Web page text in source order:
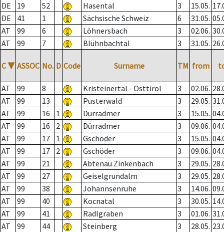
DE
19 52 Hasental 3 15.05.
DE
41 1 Sächsische Schweiz 6 31.05.
AT
99 6 Löhnersbach 3 02.06.
AT
99 7 Blühnbachtal 3 31.05.
C ▼ ASSOC No. D Code Surname TM from
AT 99 8 Kristeinertal - Osttirol 3 02.06.
AT
99 13 Pusterwald 3 29.05.
AT
99 16 1 Dürradmer 3 15.05.
AT
99 16 2 Dürradmer 3 09.06.
AT
99 17 1 Gschöder 3 15.05.
AT
99 17 2 Gschöder 3 09.06.
AT
99 21 Abtenau Zinkenbach 3 29.05.
AT
99 27 Geiselgrundalm 3 29.05.
AT
99 38 Johannsenruhe 3 14.06.
AT
99 40 Kocnatal 3 30.05.
AT
99 41 Radlgraben 3 01.06.
AT
99 44 Steinberg 3 28.05.